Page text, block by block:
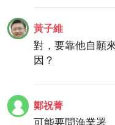
黃子維
對，要靠他自願
因？
鄭祝菁